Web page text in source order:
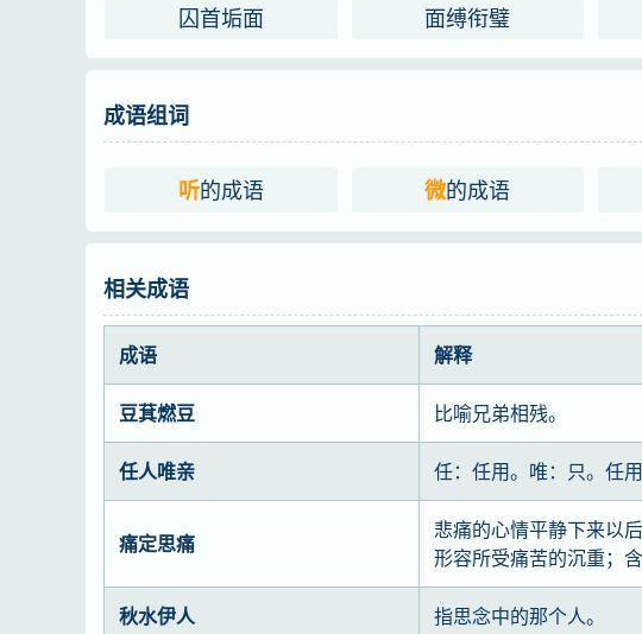
囚首垢面
面缚衔璧
成语组词
听的成语 微的成语
相关成语
成语 解释
豆萁燃豆 比喻兄弟相残。
任人唯亲 任：任用。唯：只。任
痛定思痛
悲痛的心情平静下来以
形容所受痛苦的沉重；
秋水伊人 指思念中的那个人。